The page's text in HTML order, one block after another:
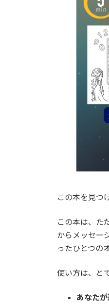
この本を見つ
この本は、た
からメッセー
ったひとつの
使い方は、と
あなたが